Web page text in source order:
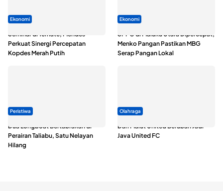
Ekonomi
Seminar di Ternate, Mendes
Perkuat Sinergi Percepatan
Kopdes Merah Putih
Ekonomi
SPPG di Maluku Utara Dipercepat,
Menko Pangan Pastikan MBG
Serap Pangan Lokal
Peristiwa
Dua Longboat Bertabrakan di
Perairan Taliabu, Satu Nelayan
Hilang
Olahraga
Dari Malut United Berubah Jadi
Java United FC